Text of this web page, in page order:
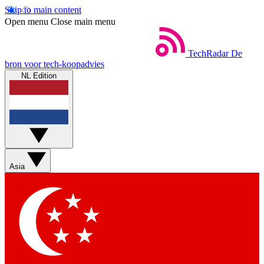
Skip to main content
Open menu Close main menu
TechRadar De
bron voor tech-koopadvies
NL Edition
Asia